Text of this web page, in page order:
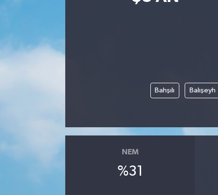
Bahşılı Balışeyh
NEM
%31